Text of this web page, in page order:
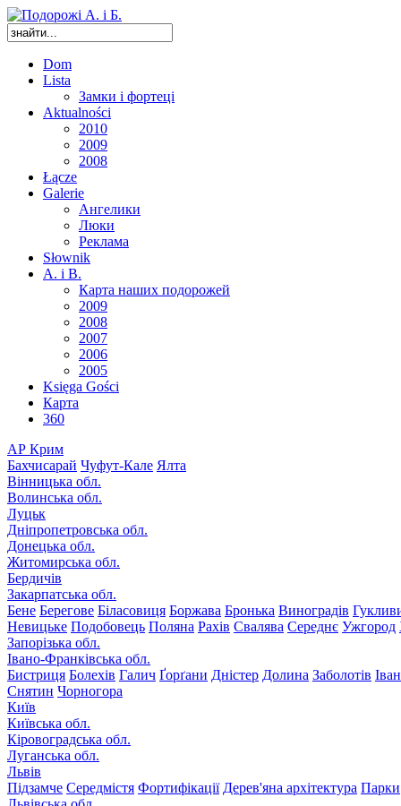
Dom
Lista
Замки і фортеці
Aktualności
2010
2009
2008
Łącze
Galerie
Ангелики
Люки
Реклама
Słownik
A. i B.
Карта наших подорожей
2009
2008
2007
2006
2005
Księga Gości
Карта
360
АР Крим
Бахчисарай Чуфут-Кале Ялта
Вінницька обл.
Волинська обл.
Луцьк
Дніпропетровська обл.
Донецька обл.
Житомирська обл.
Бердичів
Закарпатська обл.
Бене Берегове Біласовиця Боржава Бронька Виноградів
Невицьке Подобовець Поляна Рахів Свалява Середнє Ужгород
Запорізька обл.
Івано-Франківська обл.
Бистриця Болехів Галич Ґорґани Дністер Долина Заболотів
Снятин Чорногора
Київ
Київська обл.
Кіровоградська обл.
Луганська обл.
Львів
Підзамче Середмістя Фортифікації Дерев'яна архітектура Парки